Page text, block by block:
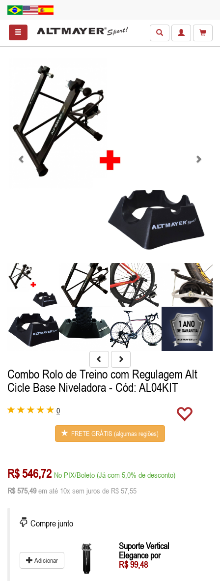
Combo Rolo de Treino com Regulagem Alt
Cicle Base Niveladora - Cód: AL04KIT
0
FRETE GRÁTIS (algumas regiões)
R$ 546,72 No PIX/Boleto (Já com 5,0% de desconto)
R$ 575,49 em até 10x sem juros de R$ 57,55
Compre junto
Adicionar
Suporte Vertical
Elegance por
R$ 99,48